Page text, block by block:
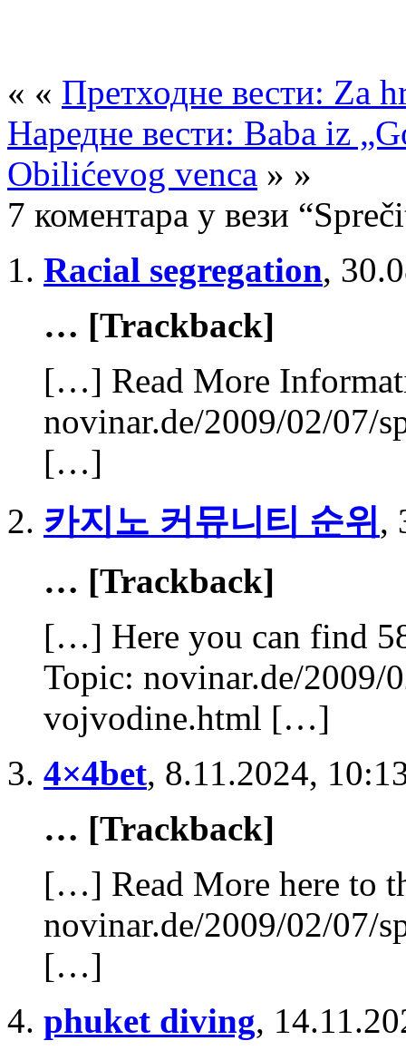
« « Претходне вести: Za
Наредне вести: Baba iz
Obilićevog venca » »
7 коментара у вези
Racial segregation,
… [Trackback]
[…] Read More
novinar.de/2009/02/07/
[…]
카지노 커뮤니티 순위,
… [Trackback]
[…] Here you can find
Topic: novinar.de/2009/
vojvodine.html […]
4×4bet, 8.11.2024,
… [Trackback]
[…] Read More here to
novinar.de/2009/02/07/
[…]
phuket diving,